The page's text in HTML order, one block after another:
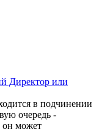
Директор или
в подчинении
очередь -
он может